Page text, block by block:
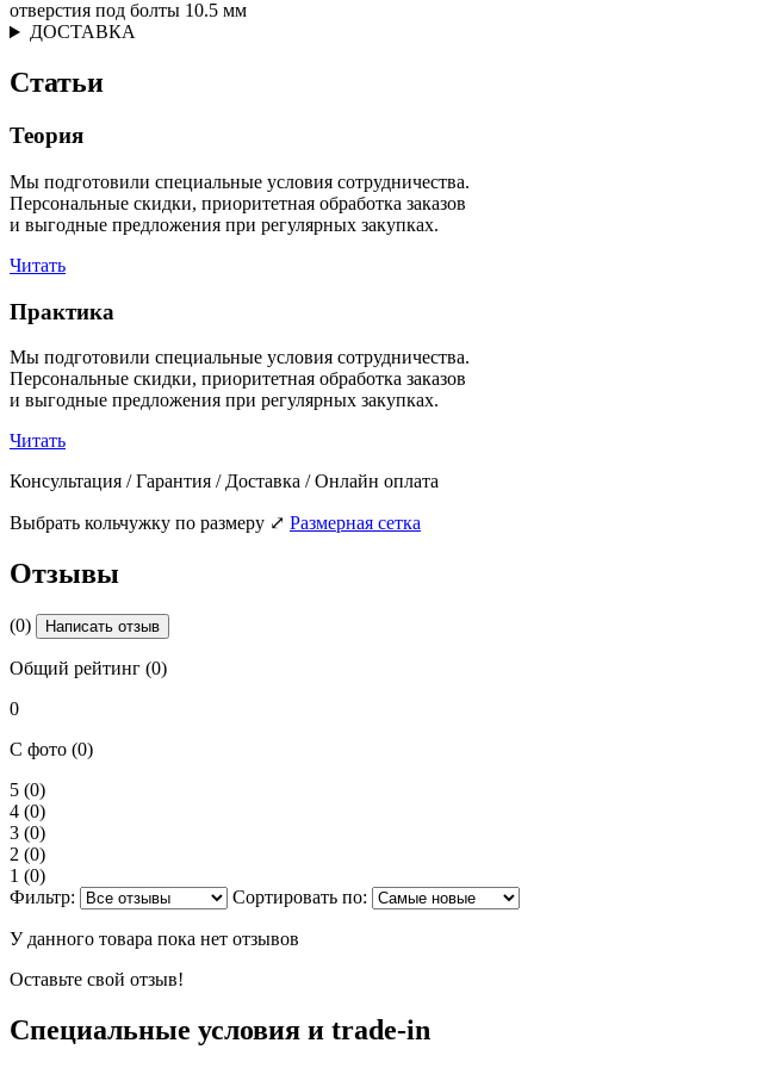
отверстия под болты 10.5 мм
ДОСТАВКА
Статьи
Теория
Мы подготовили специальные условия сотрудничества.
Персональные скидки, приоритетная обработка заказов
и выгодные предложения при регулярных закупках.
Читать
Практика
Мы подготовили специальные условия сотрудничества.
Персональные скидки, приоритетная обработка заказов
и выгодные предложения при регулярных закупках.
Читать
Консультация / Гарантия / Доставка / Онлайн оплата
Выбрать кольчужку по размеру ⤢ Размерная сетка
Отзывы
(0) Написать отзыв
Общий рейтинг (0)
0
С фото (0)
5 (0)
4 (0)
3 (0)
2 (0)
1 (0)
Фильтр:
Сортировать по:
У данного товара пока нет отзывов
Оставьте свой отзыв!
Специальные условия и trade-in